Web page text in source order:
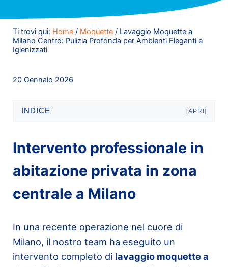
Ti trovi qui: Home / Moquette /Lavaggio Moquette a
Milano Centro: Pulizia Profonda per Ambienti Eleganti e
Igienizzati
20 Gennaio 2026
INDICE [APRI]
Intervento professionale in
abitazione privata in zona
centrale a Milano
In una recente operazione nel cuore di
Milano, il nostro team ha eseguito un
intervento completo di lavaggio moquette a